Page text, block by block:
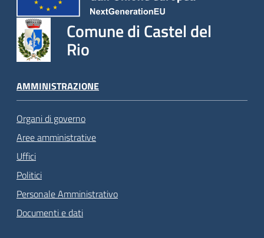
Comune di Castel del
Rio
AMMINISTRAZIONE
Organi di governo
Aree amministrative
Uffici
Politici
Personale Amministrativo
Documenti e dati